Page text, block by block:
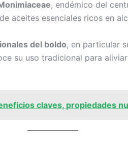
, endémico del
aceites esenciales ricos en
del boldo, en particular
su uso tradicional para
claves, propiedades